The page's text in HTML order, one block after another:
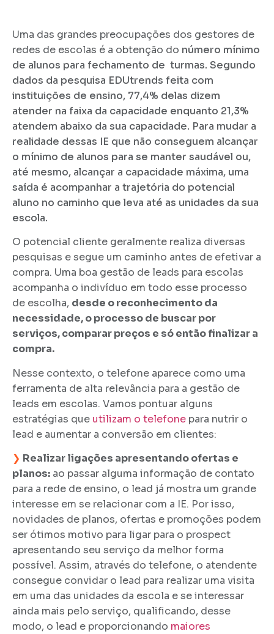
Uma das grandes preocupações dos gestores de
redes de escolas é a obtenção do número mínimo
de alunos para fechamento de turmas. Segundo
dados da pesquisa EDUtrends feita com
instituições de ensino, 77,4% delas dizem
atender na faixa da capacidade enquanto 21,3%
atendem abaixo da sua capacidade. Para mudar a
realidade dessas IE que não conseguem alcançar
o mínimo de alunos para se manter saudável ou,
até mesmo, alcançar a capacidade máxima, uma
saída é acompanhar a trajetória do potencial
aluno no caminho que leva até as unidades da sua
escola.
O potencial cliente geralmente realiza diversas
pesquisas e segue um caminho antes de efetivar a
compra. Uma boa gestão de leads para escolas
acompanha o indivíduo em todo esse processo
de escolha, desde o reconhecimento da
necessidade, o processo de buscar por
serviços, comparar preços e só então finalizar a
compra.
Nesse contexto, o telefone aparece como uma
ferramenta de alta relevância para a gestão de
leads em escolas. Vamos pontuar alguns
estratégias que utilizam o telefone para nutrir o
lead e aumentar a conversão em clientes:
❯ Realizar ligações apresentando ofertas e
planos: ao passar alguma informação de contato
para a rede de ensino, o lead já mostra um grande
interesse em se relacionar com a IE. Por isso,
novidades de planos, ofertas e promoções podem
ser ótimos motivo para ligar para o prospect
apresentando seu serviço da melhor forma
possível. Assim, através do telefone, o atendente
consegue convidar o lead para realizar uma visita
em uma das unidades da escola e se interessar
ainda mais pelo serviço, qualificando, desse
modo, o lead e proporcionando maiores